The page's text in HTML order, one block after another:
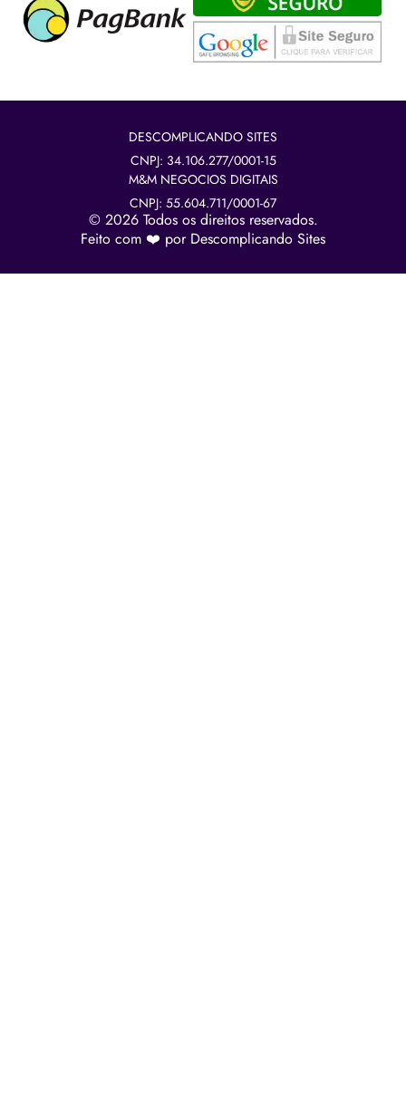
DESCOMPLICANDO SITES
CNPJ: 34.106.277/0001-15
M&M NEGOCIOS DIGITAIS
CNPJ: 55.604.711/0001-67
© 2026 Todos os direitos reservados.
Feito com ❤️ por Descomplicando Sites